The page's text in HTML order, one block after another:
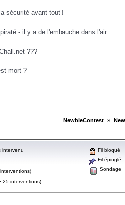
sécurité avant tout !
- il y a de l'embauche dans l'air
???
mort ?
NewbieContest »
intervenu
25 interventions)
Fil bloqué
Fil épinglé
Sondage